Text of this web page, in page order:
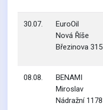
30.07.
EuroOil
Nová Říše
Březinova 315
08.08.
BENAMI
Miroslav
Nádražní 1178